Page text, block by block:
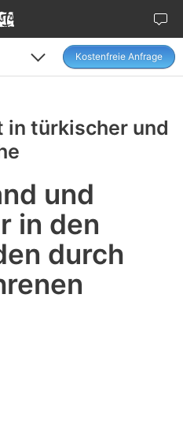
Kostenfreie Anfrage
in türkischer und
und
in den
durch